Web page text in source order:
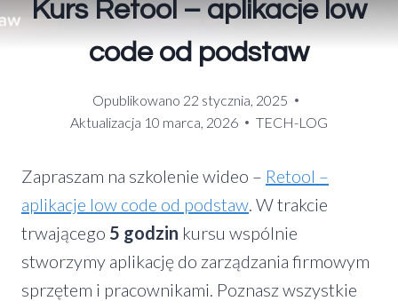
Kurs Retool – aplikacje low
code od podstaw
Opublikowano 22 stycznia, 2025
Aktualizacja 10 marca, 2026 TECH-LOG
Zapraszam na szkolenie wideo – Retool –
aplikacje low code od podstaw. W trakcie
trwającego 5 godzin kursu wspólnie
stworzymy aplikację do zarządzania firmowym
sprzętem i pracownikami. Poznasz wszystkie